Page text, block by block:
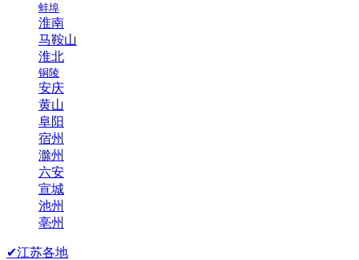
蚌埠
淮南
马鞍山
淮北
铜陵
安庆
黄山
阜阳
宿州
滁州
六安
宣城
池州
亳州
✔江苏各地